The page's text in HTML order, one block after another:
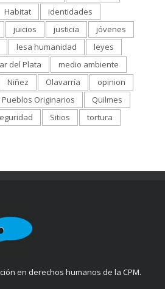
Habitat
identidades
juicios justicia
jóvenes
lesa humanidad
leyes
del Plata
medio ambiente
Niñez Olavarría
opinion
Pueblos Originarios
Quilmes
Sitios
tortura
en derechos humanos de la CPM.